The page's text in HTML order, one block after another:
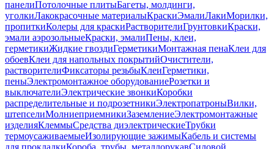
панелиПотолочные плитыБагеты, молдинги,
уголкиЛакокрасочные материалыКраскиЭмалиЛакиМорилки,
пропиткиКолеры для краскиРастворителиГрунтовкиКраски,
эмали аэрозольныеКраски, эмалиПены, клеи,
герметикиЖидкие гвоздиГерметикиМонтажная пенаКлеи для
обоевКлеи для напольных покрытийОчистители,
растворителиФиксаторы резьбыКлеиГерметики,
пеныЭлектромонтажное оборудованиеРозетки и
выключателиЭлектрические звонкиКоробки
распределительные и подрозетникиЭлектропатроныВилки,
штепселиМолниеприемникиЗаземлениеЭлектромонтажные
изделияКлеммыСредства диэлектрическиеТрубки
термоусаживаемыеИзолирующие зажимыКабель и системы
для прокладкиКороба, трубы, металлорукавСиловой